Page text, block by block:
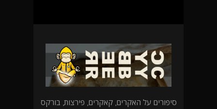
סיפורים על האקרים, קאקרים, פירצות, בורקס